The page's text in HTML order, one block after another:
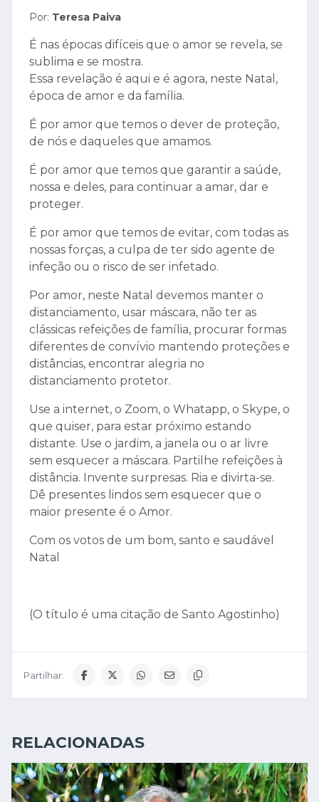
Por: Teresa Paiva
É nas épocas difíceis que o amor se revela, se
sublima e se mostra.
Essa revelação é aqui e é agora, neste Natal,
época de amor e da família.
É por amor que temos o dever de proteção,
de nós e daqueles que amamos.
É por amor que temos que garantir a saúde,
nossa e deles, para continuar a amar, dar e
proteger.
É por amor que temos de evitar, com todas as
nossas forças, a culpa de ter sido agente de
infeção ou o risco de ser infetado.
Por amor, neste Natal devemos manter o
distanciamento, usar máscara, não ter as
clássicas refeições de família, procurar formas
diferentes de convívio mantendo proteções e
distâncias, encontrar alegria no
distanciamento protetor.
Use a internet, o Zoom, o Whatapp, o Skype, o
que quiser, para estar próximo estando
distante. Use o jardim, a janela ou o ar livre
sem esquecer a máscara. Partilhe refeições à
distância. Invente surpresas. Ria e divirta-se.
Dê presentes lindos sem esquecer que o
maior presente é o Amor.
Com os votos de um bom, santo e saudável
Natal
(O título é uma citação de Santo Agostinho)
Partilhar:
RELACIONADAS